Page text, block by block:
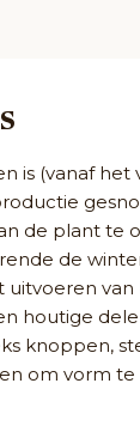
is (vanaf het
de plant te
de
uitvoeren
houtige
knoppen,
om vorm te